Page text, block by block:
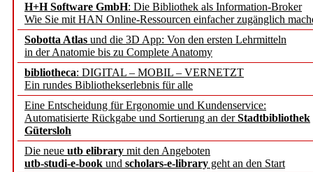
H+H Software GmbH: Die Bibliothek als Information-Broker
Wie Sie mit HAN Online-Ressourcen einfacher zugänglich
Sobotta Atlas und die 3D App: Von den ersten Lehrmitteln
in der Anatomie bis zu Complete Anatomy
bibliotheca: DIGITAL – MOBIL – VERNETZT
Ein rundes Bibliothekserlebnis für alle
Eine Entscheidung für Ergonomie und Kundenservice:
Automatisierte Rückgabe und Sortierung an derStadtbibliothek
Gütersloh
Die neue utb elibrary mit den Angeboten
utb-studi-e-book und scholars-e-library geht an den Start
Francke Attempto
EBSCO Information
Recherchefunktionen in
Sorbisches Institut neu
Geschichte und